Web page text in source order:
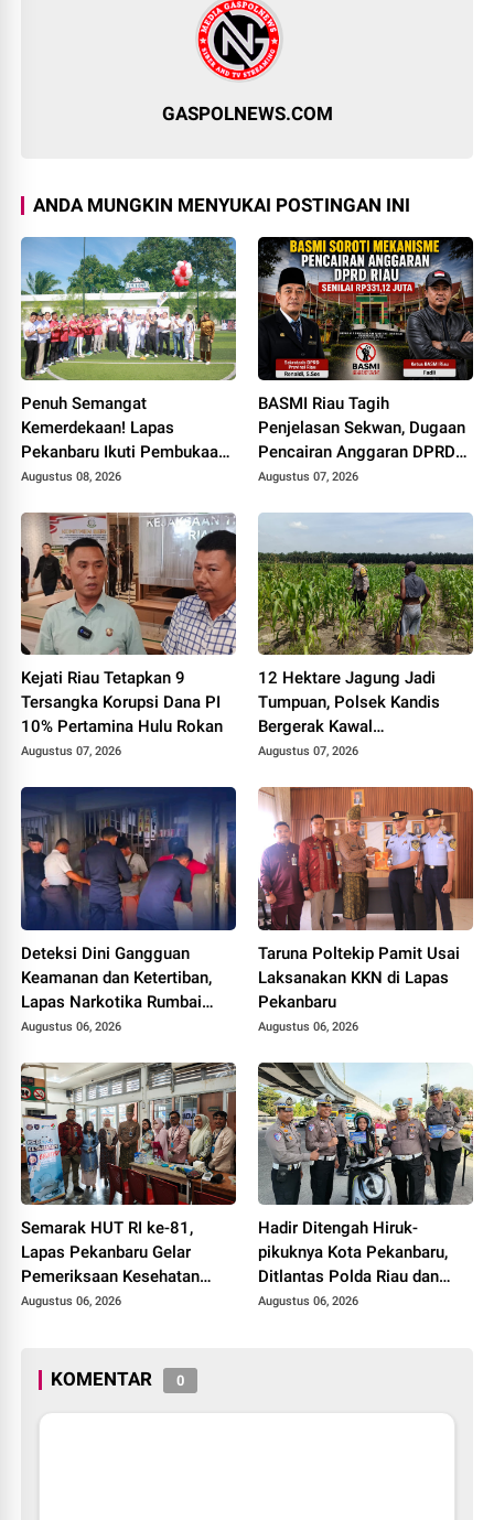
GASPOLNEWS.COM
ANDA MUNGKIN MENYUKAI POSTINGAN INI
Penuh Semangat
Kemerdekaan! Lapas
Pekanbaru Ikuti Pembukaan
Pekan Olahraga Ditjenpas
Augustus 08, 2026
BASMI Riau Tagih
Penjelasan Sekwan, Dugaan
Pencairan Anggaran DPRD
Tanpa Prosedur Tuai
Augustus 07, 2026
Kejati Riau Tetapkan 9
Tersangka Korupsi Dana PI
10% Pertamina Hulu Rokan
Augustus 07, 2026
12 Hektare Jagung Jadi
Tumpuan, Polsek Kandis
Bergerak Kawal
Swasembada Pangan
Augustus 07, 2026
Deteksi Dini Gangguan
Keamanan dan Ketertiban,
Lapas Narkotika Rumbai
Gelar Razia Rutin Blok
Augustus 06, 2026
Taruna Poltekip Pamit Usai
Laksanakan KKN di Lapas
Pekanbaru
Augustus 06, 2026
Semarak HUT RI ke-81,
Lapas Pekanbaru Gelar
Pemeriksaan Kesehatan
Gratis untuk Warga Binaan
Augustus 06, 2026
Hadir Ditengah Hiruk-
pikuknya Kota Pekanbaru,
Ditlantas Polda Riau dan
Polantas KARIB Kobarkan
Augustus 06, 2026
KOMENTAR 0